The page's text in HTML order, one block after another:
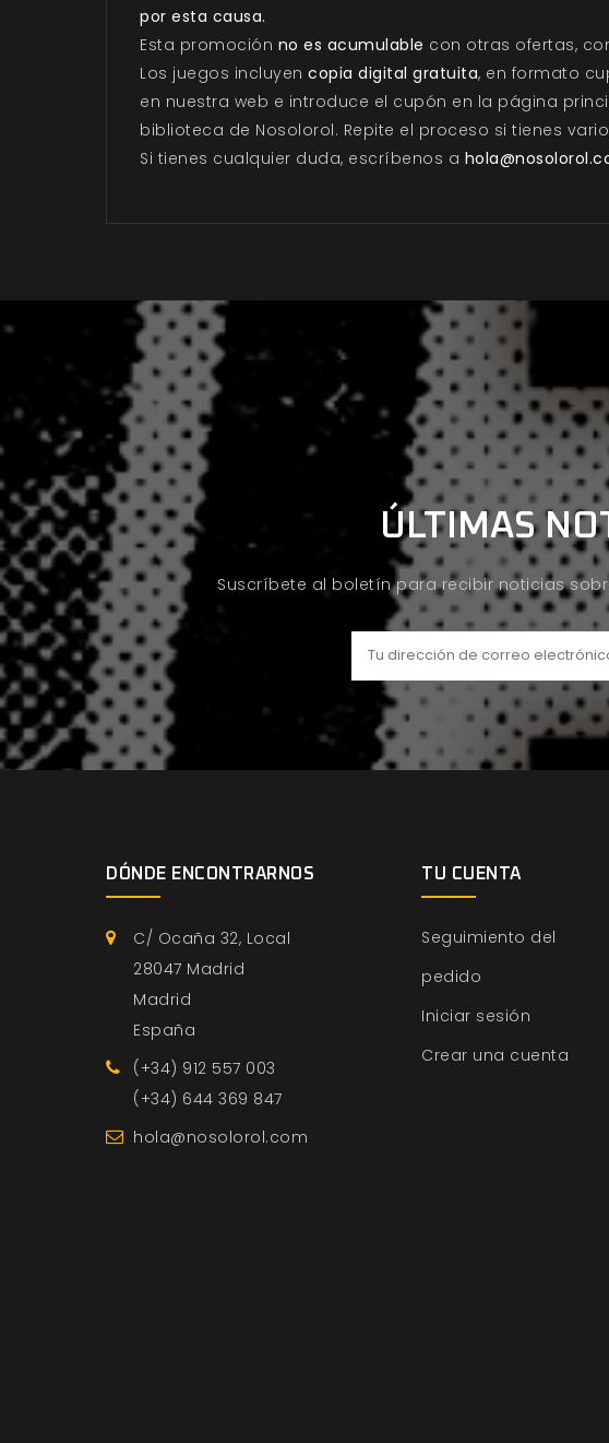
por esta causa.
Esta promoción no es acumulable con otras ofertas,
Los juegos incluyen copia digital gratuita, en formato
en nuestra web e introduce el cupón en la página
biblioteca de Nosolorol. Repite el proceso si tienes
Si tienes cualquier duda, escríbenos a
ÚLTIMAS
Suscríbete al boletín para recibir noticias
DÓNDE ENCONTRARNOS
C/ Ocaña 32, Local
28047 Madrid
Madrid
España
(+34) 912 557 003
(+34) 644 369 847
hola@nosolorol.com
TU CUENTA
Seguimiento del
pedido
Iniciar sesión
Crear una cuenta